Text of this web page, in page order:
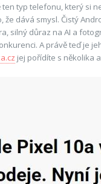
ten typ telefonu, který si
že dává smysl. Čistý
silný důraz na AI a
A právě teď je
jej pořídíte s několika